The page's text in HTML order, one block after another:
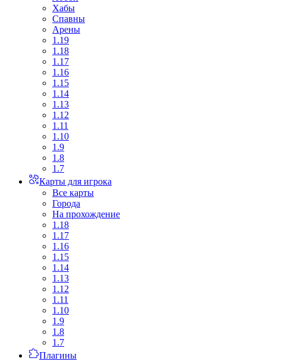
Хабы
Спавны
Арены
1.19
1.18
1.17
1.16
1.15
1.14
1.13
1.12
1.11
1.10
1.9
1.8
1.7
Карты для игрока
Все карты
Города
На прохождение
1.18
1.17
1.16
1.15
1.14
1.13
1.12
1.11
1.10
1.9
1.8
1.7
Плагины